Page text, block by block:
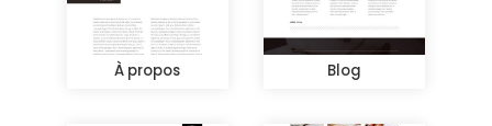
À propos Blog